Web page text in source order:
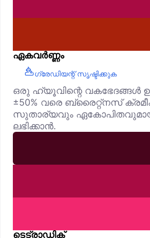
ഏകവർണ്ണം
ഗ്രേഡിയന്റ് സൃഷ്ടിക്കുക
ഒരു ഹ്യൂവിന്റെ വകഭേദങ്ങൾ
±50% വരെ ബ്രൈറ്റ്‌നസ്
സുതാര്യവും
ലഭിക്കാൻ.
ടെട്രാഡിക്